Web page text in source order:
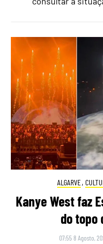
ALGARVE,
Kanye West faz
do topo
07:55 8 Agosto,